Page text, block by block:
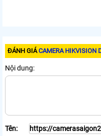
ĐÁNH GIÁCAMERA HIKVISION
Nội dung:
Tên: